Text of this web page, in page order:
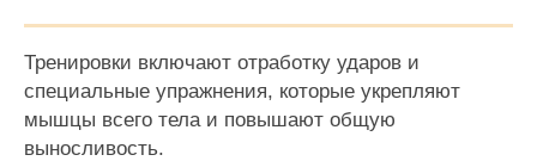
Тренировки включают отработку ударов и
специальные упражнения, которые укрепляют
мышцы всего тела и повышают общую
выносливость.